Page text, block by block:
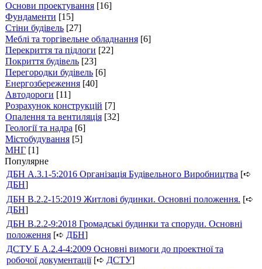
Основи проектування [16]
Фундаменти [15]
Стіни будівель [27]
Меблі та торгівельне обладнання [6]
Перекриття та підлоги [22]
Покриття будівель [23]
Перегородки будівель [6]
Енергозбереження [40]
Автодороги [11]
Розрахунок конструкцій [7]
Опалення та вентиляція [32]
Геології та надра [6]
Містобудування [5]
МНГ [1]
Популярне
ДБН А.3.1-5:2016 Організація Будівельного Виробництва [➪
ДБН]
ДБН В.2.2-15:2019 Житлові будинки. Основні положення. [➪
ДБН]
ДБН В.2.2-9:2018 Громадські будинки та споруди. Основні
положення [➪ ДБН]
ДСТУ Б А.2.4-4:2009 Основні вимоги до проектної та
робочої документації[➪ ДСТУ]